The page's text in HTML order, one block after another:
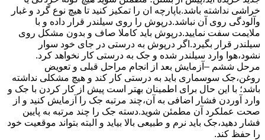
خراشی نداشته باشد.باپارچه ان را تمکیز کنید تا هیچ نوع گرد و غبار
وآلودگی روی آن نباشد.درپوش را روی سیلندر قرار داده و با
ملایمت سفت نمایید.درپوش باید کاملا صاف و بدون مشکل روی
سیلندر قرار بگیرد.اگر درپوش به درستی در جای خود سوار
نشود،هوا وارد سیلندر شده و جک به درستی کار نخواهد کرد.
مرحل ششم –آزمایش بعد از انجام مراحل قبلی و تعویض
روغن،جک سوسماری باید به درستی کار کند و هیچ مشکلی نداشته
باشد؛ با این حال برای اطمینان بهتر است پیش از کار کردن با جک و
وارد آوردن فشار اضافی به آن،چند مرتبه جک را آزمایش کنید و از
صحت عملکرد آن مطمئن شوید.دسته جک را چند مرتبه به پایین
فشار دهید،جک باید نرم و طبیعی بالا بیاید و البته بتواند موقعیت خود
را حفظ کند.